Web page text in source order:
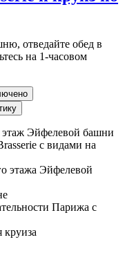
отведайте обед в
на 1-часовом
Эйфелевой башни
с видами на
этажа Эйфелевой
Парижа с
круиза